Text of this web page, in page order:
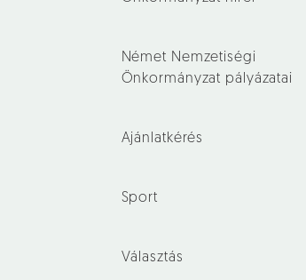
Német Nemzetiségi
Önkormányzat pályázatai
Ajánlatkérés
Sport
Választás